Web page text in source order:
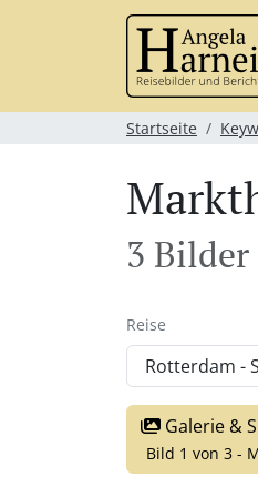
Startseite
3 Bilder
Reise
Galerie &
Bild 1 von 3 -